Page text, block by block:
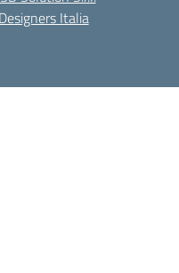
Italia